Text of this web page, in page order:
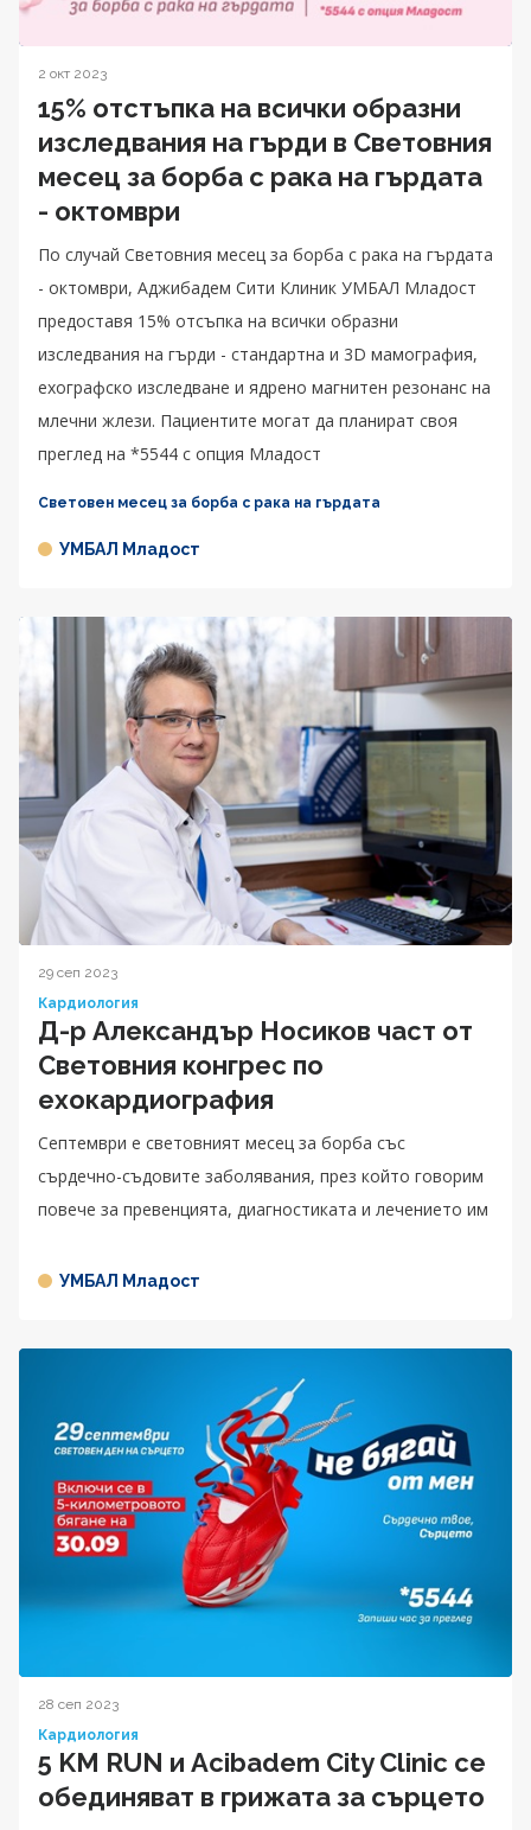
2 окт 2023
15% отстъпка на всички образни
изследвания на гърди в Световния
месец за борба с рака на гърдата
- октомври
По случай Световния месец за борба с рака на гърдата
- октомври, Аджибадем Сити Клиник УМБАЛ Младост
предоставя 15% отсъпка на всички образни
изследвания на гърди - стандартна и 3D мамография,
ехографско изследване и ядрено магнитен резонанс на
млечни жлези. Пациентите могат да планират своя
преглед на *5544 с опция Младост
Световен месец за борба с рака на гърдата
УМБАЛ Младост
29 сеп 2023
Кардиология
Д-р Александър Носиков част от
Световния конгрес по
ехокардиография
Септември е световният месец за борба със
сърдечно-съдовите заболявания, през който говорим
повече за превенцията, диагностиката и лечението им
УМБАЛ Младост
28 сеп 2023
Кардиология
5 KM RUN и Acibadem City Clinic се
обединяват в грижата за сърцето